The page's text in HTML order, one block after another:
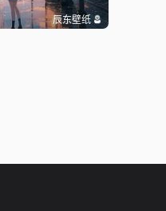
辰东壁纸